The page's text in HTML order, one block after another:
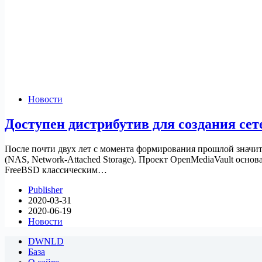
Новости
Доступен дистрибутив для создания
После почти двух лет с момента формирования прошлой
(NAS, Network-Attached Storage). Проект OpenMediaVault
FreeBSD классическим…
Publisher
2020-03-31
2020-06-19
Новости
DWNLD
База